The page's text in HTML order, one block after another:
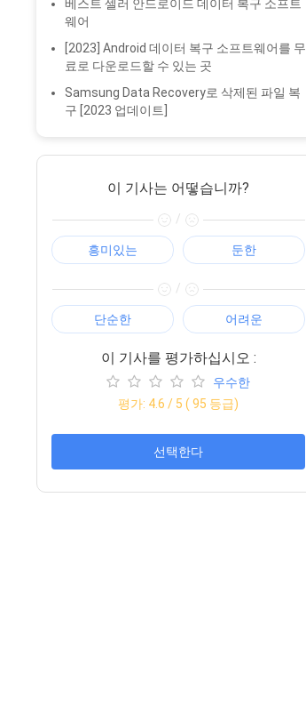
베스트 셀러 안드로이드 데이터 복구 소프트
웨어
[2023] Android 데이터 복구 소프트웨어를 무
료로 다운로드할 수 있는 곳
Samsung Data Recovery로 삭제된 파일 복
구 [2023 업데이트]
이 기사는 어떻습니까?
/
흥미있는 둔한
/
단순한 어려운
이 기사를 평가하십시오 :
우수한
평가: 4.6 / 5 (95 등급)
선택한다